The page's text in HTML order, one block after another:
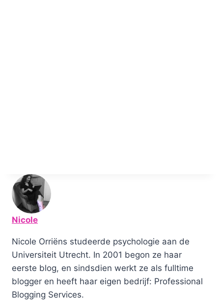
Nicole
Nicole Orriëns studeerde psychologie aan de
Universiteit Utrecht. In 2001 begon ze haar
eerste blog, en sindsdien werkt ze als fulltime
blogger en heeft haar eigen bedrijf: Professional
Blogging Services.